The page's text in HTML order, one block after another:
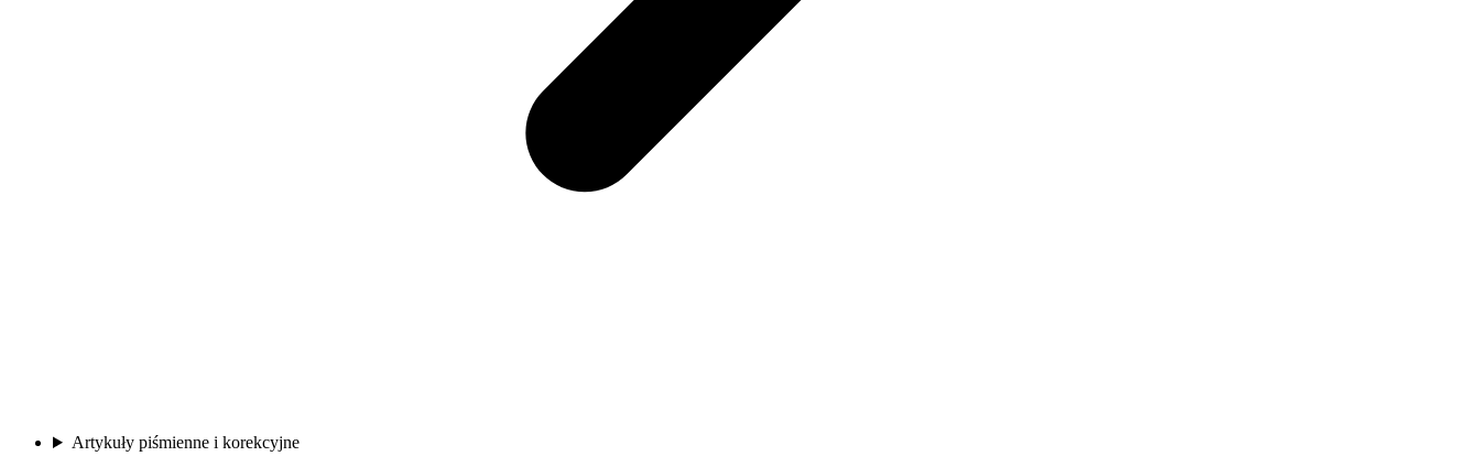
Artykuły piśmienne i korekcyjne